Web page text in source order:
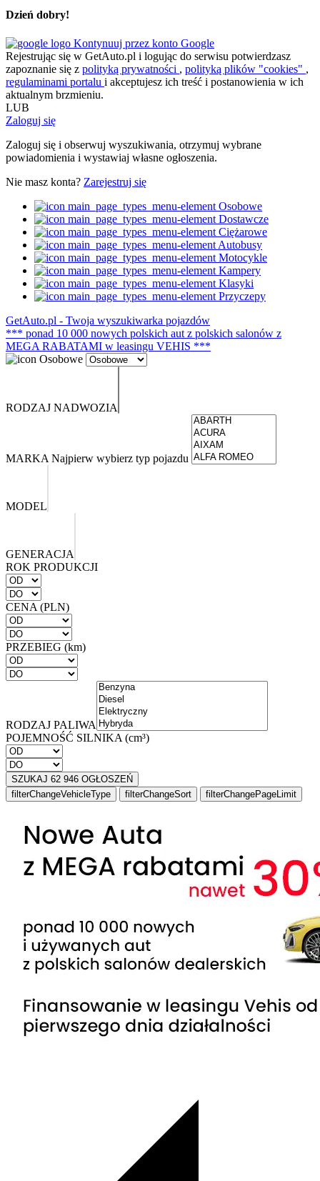
Dzień dobry!
Kontynuuj przez konto Google
Rejestrując się w GetAuto.pl i logując do serwisu potwierdzasz
zapoznanie się z polityką prywatności , polityką plików "cookies" ,
regulaminami portalu i akceptujesz ich treść i postanowienia w ich
aktualnym brzmieniu.
LUB
Zaloguj się
Zaloguj się i obserwuj wyszukiwania, otrzymuj wybrane
powiadomienia i wystawiaj własne ogłoszenia.
Nie masz konta? Zarejestruj się
Osobowe
Dostawcze
Ciężarowe
Autobusy
Motocykle
Kampery
Klasyki
Przyczepy
GetAuto.pl - Twoja wyszukiwarka pojazdów
*** ponad 10 000 nowych polskich aut z polskich salonów z
MEGA RABATAMI w leasingu VEHIS ***
RODZAJ NADWOZIA
MARKA Najpierw wybierz typ pojazdu
MODEL
GENERACJA
ROK PRODUKCJI
CENA (PLN)
PRZEBIEG (km)
RODZAJ PALIWA
POJEMNOŚĆ SILNIKA (cm³)
SZUKAJ 62 946 OGŁOSZEŃ
filterChangeVehicleType
filterChangeSort filterChangePageLimit